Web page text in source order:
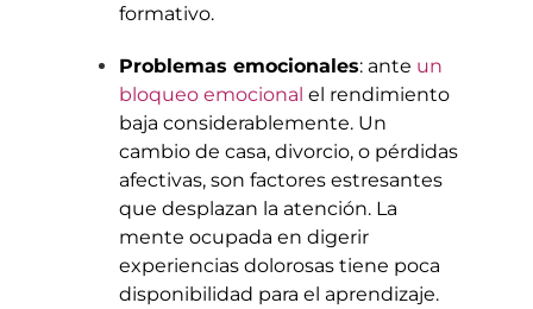
formativo.
Problemas emocionales: ante un
bloqueo emocional el rendimiento
baja considerablemente. Un
cambio de casa, divorcio, o pérdidas
afectivas, son factores estresantes
que desplazan la atención. La
mente ocupada en digerir
experiencias dolorosas tiene poca
disponibilidad para el aprendizaje.